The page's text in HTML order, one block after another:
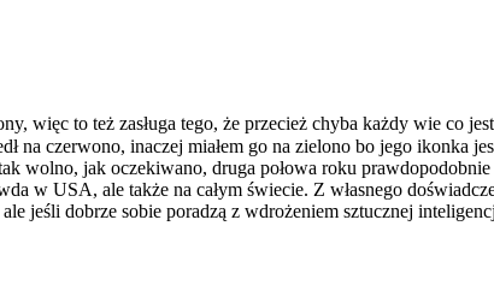
więc to też zasługa tego, że przecież chyba każdy wie co
na czerwono, inaczej miałem go na zielono bo jego ikonka
wolno, jak oczekiwano, druga połowa roku
w USA, ale także na całym świecie. Z własnego
jeśli dobrze sobie poradzą z wdrożeniem sztucznej